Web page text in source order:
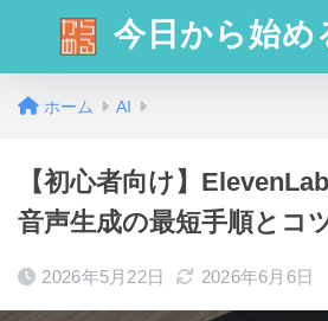
今日から始め
ホーム AI
【初心者向け】
音声生成の最短手順とコ
2026年5月22日 2026年6月6日